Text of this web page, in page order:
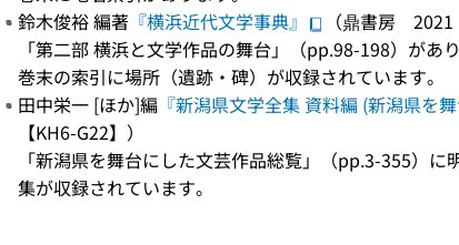
鈴木俊裕 編著 『横浜近代文学事典』
（鼎書房
「第二部 横浜と文学作品の舞台」（pp.98-198）があり
巻末の索引に場所（遺跡・碑）が収録されています。
田中栄一 [ほか]編 『新潟県文学全集 資料編 (新潟県を
【KH6-G22】）
「新潟県を舞台にした文芸作品総覧」（pp.3-355）
集が収録されています。